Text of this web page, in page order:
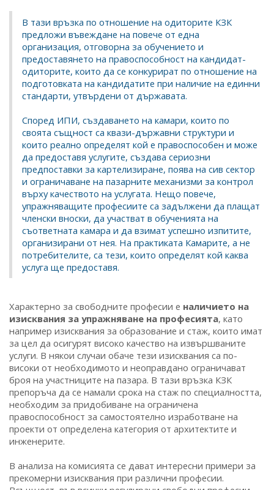
В тази връзка по отношение на одиторите КЗК
предложи въвеждане на повече от една
организация, отговорна за обучението и
предоставянето на правоспособност на кандидат-
одиторите, които да се конкурират по отношение на
подготовката на кандидатите при наличие на единни
стандарти, утвърдени от държавата.
Според ИПИ, създаването на камари, които по
своята същност са квази-държавни структури и
които реално определят кой е правоспособен и може
да предоставя услугите, създава сериозни
предпоставки за картелизиране, поява на сив сектор
и ограничаване на пазарните механизми за контрол
върху качеството на услугата. Нещо повече,
упражняващите професиите са задължени да плащат
членски вноски, да участват в обученията на
съответната камара и да взимат успешно изпитите,
организирани от нея. На практиката Камарите, а не
потребителите, са тези, които определят кой каква
услуга ще предоставя.
Характерно за свободните професии е наличието на
изисквания за упражняване на професията, като
например изисквания за образование и стаж, които имат
за цел да осигурят високо качество на извършваните
услуги. В някои случаи обаче тези изисквания са по-
високи от необходимото и неоправдано ограничават
броя на участниците на пазара. В тази връзка КЗК
препоръча да се намали срока на стаж по специалността,
необходим за придобиване на ограничена
правоспособност за самостоятелно изработване на
проекти от определена категория от архитектите и
инженерите.
В анализа на комисията се дават интересни примери за
прекомерни изисквания при различни професии.